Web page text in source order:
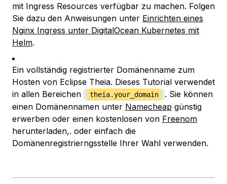
mit Ingress Resources verfügbar zu machen. Folgen
Sie dazu den Anweisungen unter Einrichten eines
Nginx Ingress unter DigitalOcean Kubernetes mit
Helm.
Ein vollständig registrierter Domänenname zum
Hosten von Eclipse Theia. Dieses Tutorial verwendet
in allen Bereichen
theia.your_domain
. Sie können
einen Domänennamen unter Namecheap günstig
erwerben oder einen kostenlosen von Freenom
herunterladen,. oder einfach die
Domänenregistrierngsstelle Ihrer Wahl verwenden.